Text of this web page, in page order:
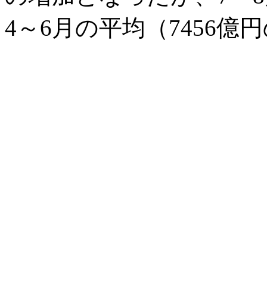
4～6月の平均（7456億